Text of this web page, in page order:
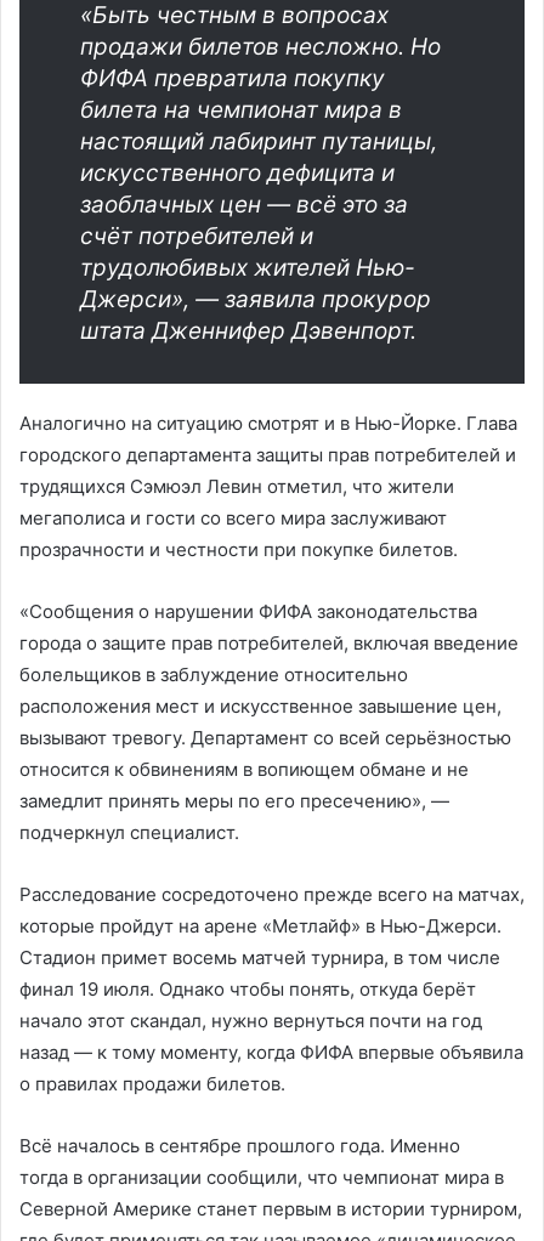
«Быть честным в вопросах
продажи билетов несложно. Но
ФИФА превратила покупку
билета на чемпионат мира в
настоящий лабиринт путаницы,
искусственного дефицита и
заоблачных цен — всё это за
счёт потребителей и
трудолюбивых жителей Нью-
Джерси», — заявила прокурор
штата Дженнифер Дэвенпорт.
Аналогично на ситуацию смотрят и в Нью-Йорке. Глава
городского департамента защиты прав потребителей и
трудящихся Сэмюэл Левин отметил, что жители
мегаполиса и гости со всего мира заслуживают
прозрачности и честности при покупке билетов.
«Сообщения о нарушении ФИФА законодательства
города о защите прав потребителей, включая введение
болельщиков в заблуждение относительно
расположения мест и искусственное завышение цен,
вызывают тревогу. Департамент со всей серьёзностью
относится к обвинениям в вопиющем обмане и не
замедлит принять меры по его пресечению», —
подчеркнул специалист.
Расследование сосредоточено прежде всего на матчах,
которые пройдут на арене «Метлайф» в Нью-Джерси.
Стадион примет восемь матчей турнира, в том числе
финал 19 июля. Однако чтобы понять, откуда берёт
начало этот скандал, нужно вернуться почти на год
назад — к тому моменту, когда ФИФА впервые объявила
о правилах продажи билетов.
Всё началось в сентябре прошлого года. Именно
тогда в организации сообщили, что чемпионат мира в
Северной Америке станет первым в истории турниром,